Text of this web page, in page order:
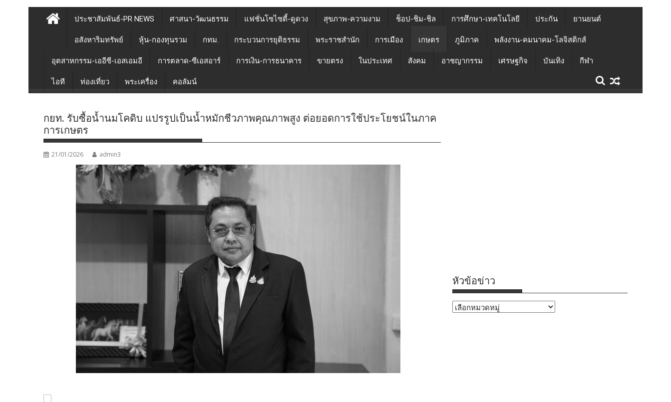
ประชาสัมพันธ์-PR NEWS ศาสนา-วัฒนธรรม แฟชั่นโซไซตี้-ดูดวง สุขภาพ-ความงาม ช็อป-ชิม-ชิล การศึกษา-เทคโนโลยี ประกัน ยานยนต์
อสังหาริมทรัพย์ หุ้น-กองทุนรวม กทม. กระบวนการยุติธรรม พระราชสำนัก การเมือง เกษตร ภูมิภาค พลังงาน-คมนาคม-โลจิสติกส์
อุตสาหกรรม-เออีซี-เอสเอมอี การตลาด-ซีเอสอาร์ การเงิน-การธนาคาร ขายตรง ในประเทศ สังคม อาชญากรรม เศรษฐกิจ บันเทิง กีฬา
ไอที ท่องเที่ยว พระเครื่อง คอลัมน์
กยท. รับซื้อน้ำนมโคดิบ แปรรูปเป็นน้ำหมักชีวภาพคุณภาพสูง ต่อยอดการใช้ประโยชน์ในภาค
การเกษตร
21/01/2026 admin3
หัวข้อข่าว
หัวข้อ